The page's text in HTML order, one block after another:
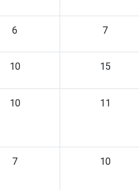
6 7
10 15
10 11
7 10